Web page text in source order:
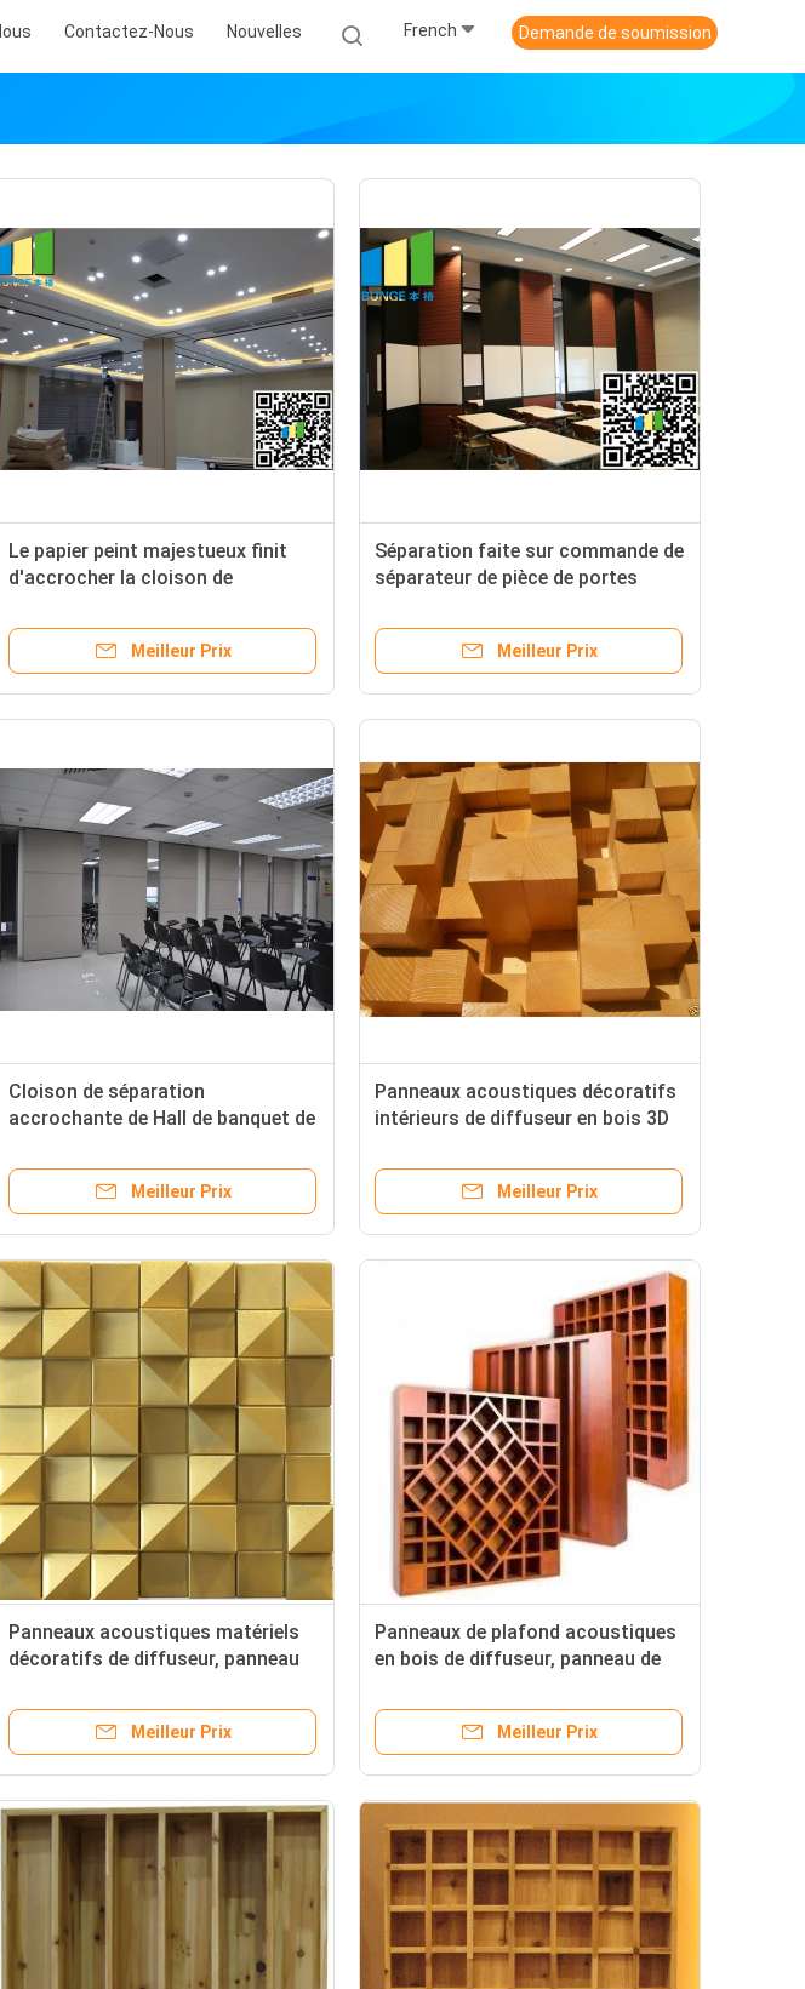
Contactez-Nous Nouvelles French Demande de soumission
Le papier peint majestueux finit
d'accrocher la cloison de
acoustique de porte coulissante
Meilleur Prix
Séparation faite sur commande de
séparateur de pièce de portes
fonctionnel avec le mur Papper
Meilleur Prix
Cloison de séparation
accrochante de Hall de banquet de
réunion de contreplaqué
Meilleur Prix
Panneaux acoustiques décoratifs
intérieurs de diffuseur en bois 3D
Meilleur Prix
Panneaux acoustiques matériels
décoratifs de diffuseur, panneau
Meilleur Prix
Panneaux de plafond acoustiques
en bois de diffuseur, panneau de
d'amphithéâtre des forces de
défense principale 3D
Meilleur Prix